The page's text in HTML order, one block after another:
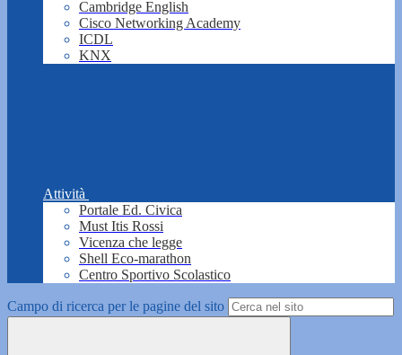
Cambridge English
Cisco Networking Academy
ICDL
KNX
Attività
Portale Ed. Civica
Must Itis Rossi
Vicenza che legge
Shell Eco-marathon
Centro Sportivo Scolastico
Campo di ricerca per le pagine del sito